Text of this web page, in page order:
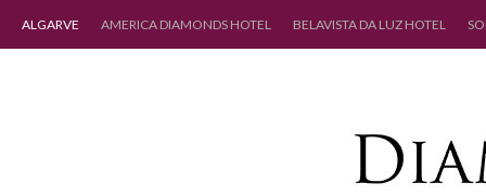
ALGARVE AMERICA DIAMONDS HOTEL BELAVISTA DA LUZ HOTEL